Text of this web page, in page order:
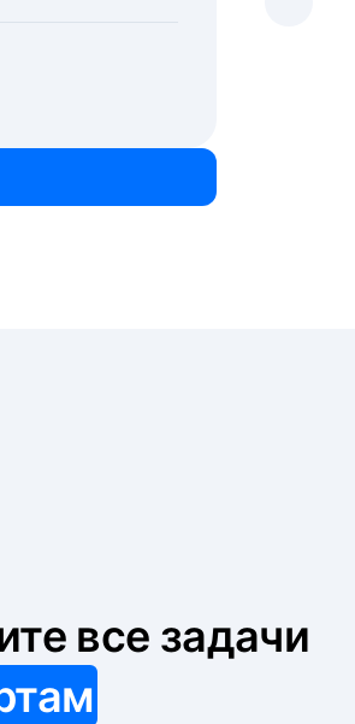
все задачи